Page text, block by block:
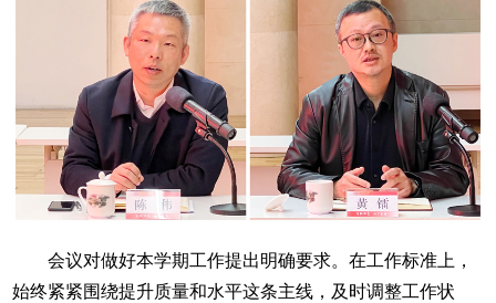
会议对做好本学期工作提出明确要求。在工作标准上，
始终紧紧围绕提升质量和水平这条主线，及时调整工作状